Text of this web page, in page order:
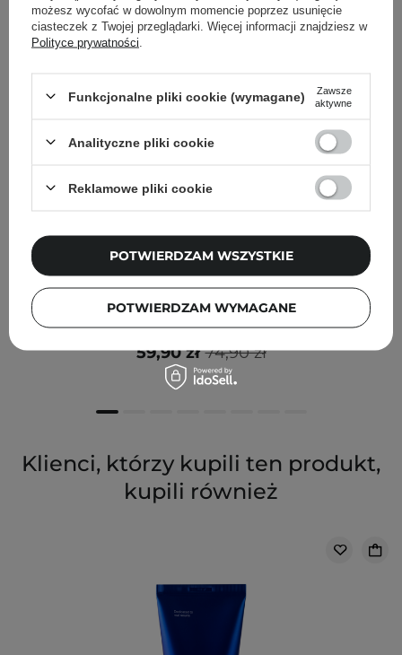
PROMOCJA BESTSELLER
K-SECRET - SEOUL 1988 Serum : Retinal Liposome 2% +
Black Ginseng - Ujędrniające Serum z Retinalem - 30ml
74,90 zł
59,90 zł
Klienci, którzy kupili ten produkt,
kupili również
możesz wycofać w dowolnym momencie poprzez usunięcie
ciasteczek z Twojej przeglądarki. Więcej informacji znajdziesz w
Polityce prywatności
Funkcjonalne pliki cookie (wymagane)
Zawsze
aktywne
Analityczne pliki cookie
Reklamowe pliki cookie
POTWIERDZAM WYMAGANE
POTWIERDZAM WSZYSTKIE